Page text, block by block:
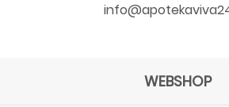
WEBSHOP